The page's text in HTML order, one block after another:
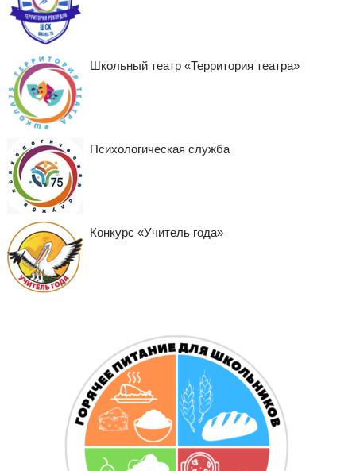
Школьный театр «Территория театра»
Психологическая служба
Конкурс «Учитель года»